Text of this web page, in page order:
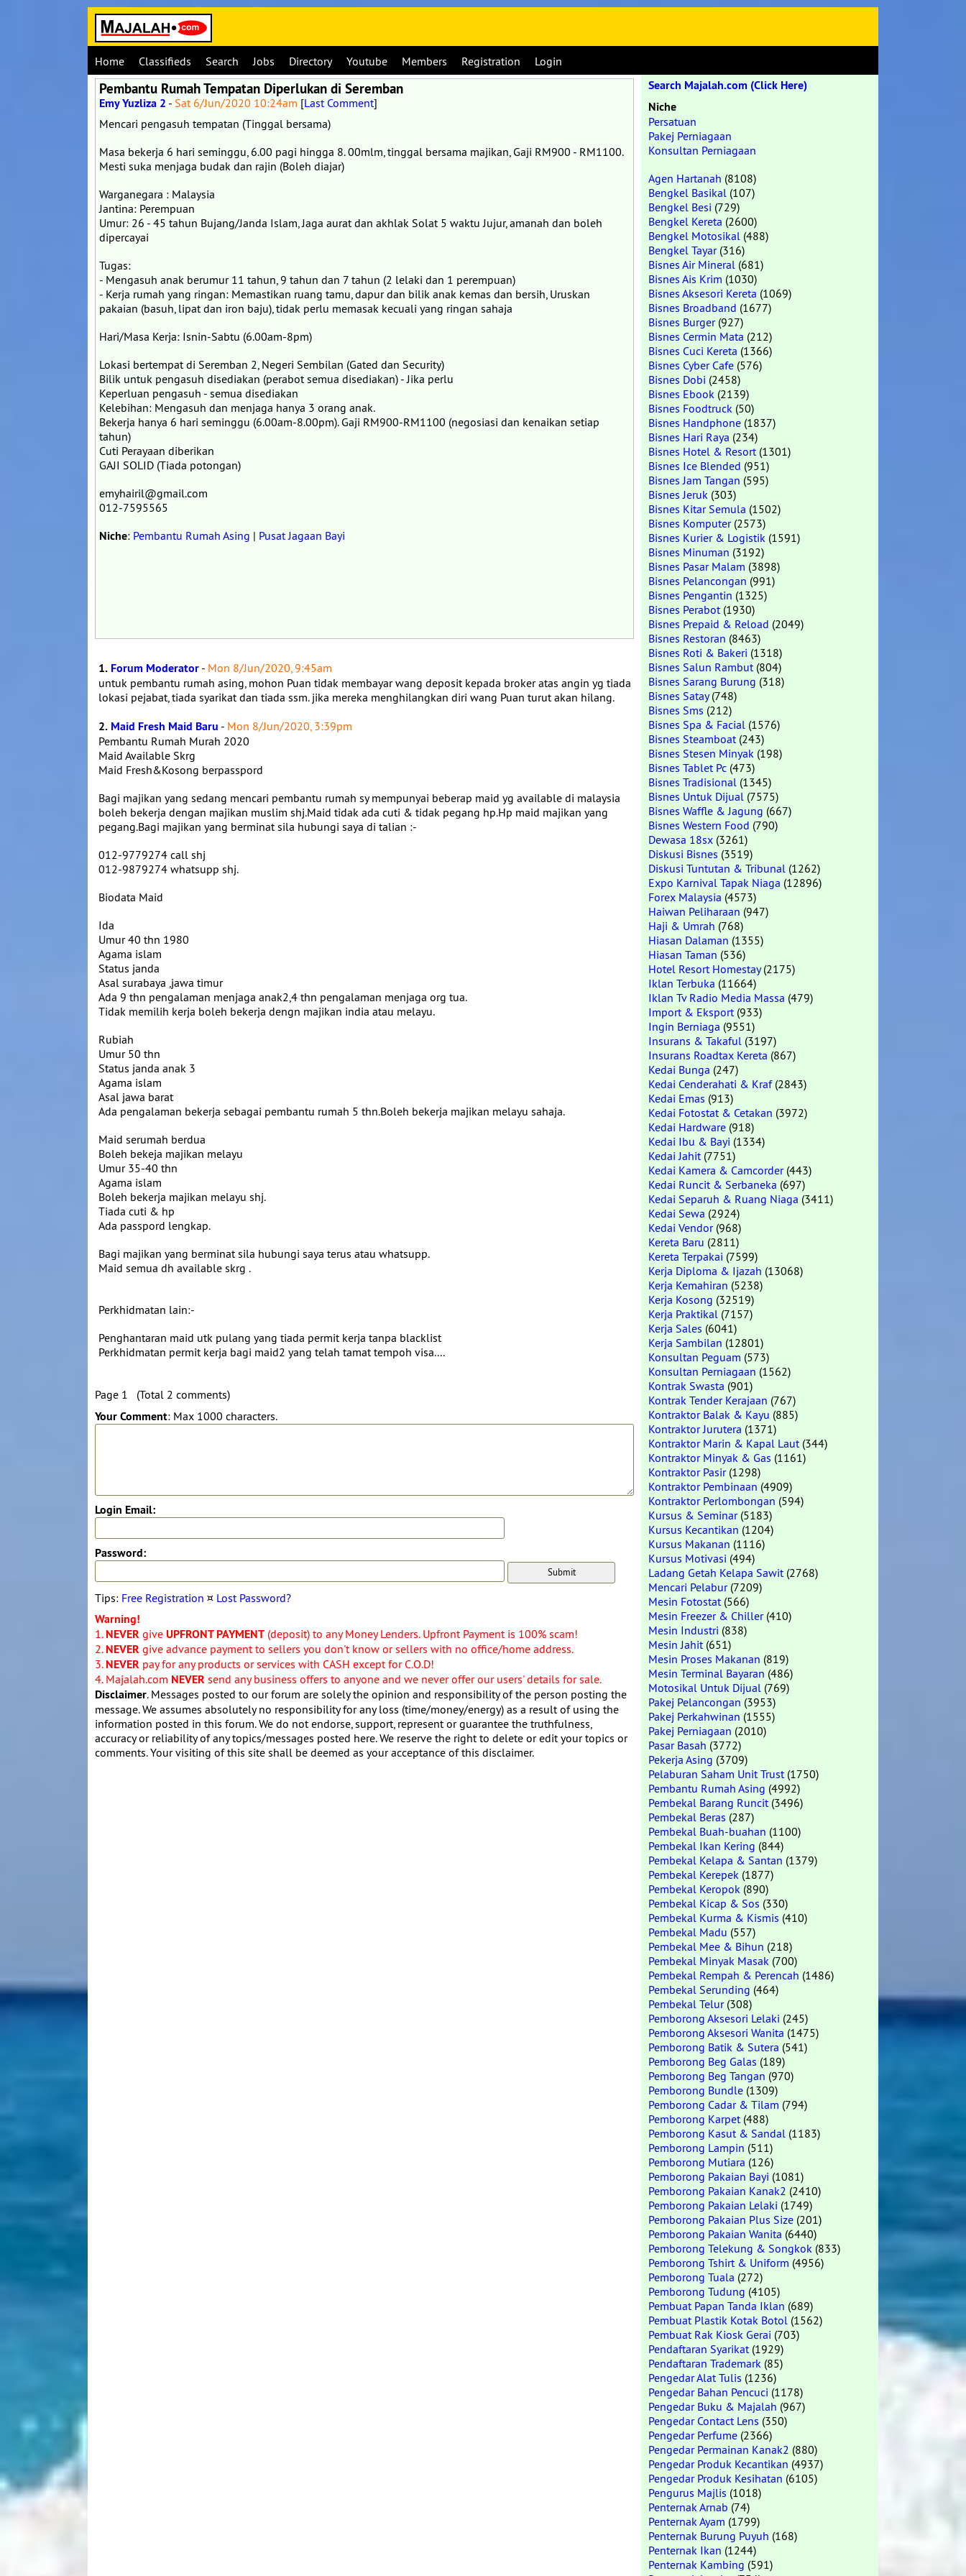
Home Classifieds Search Jobs Directory Youtube Members Registration Login
Pembantu Rumah Tempatan Diperlukan di Seremban
Emy Yuzliza 2 - Sat 6/Jun/2020 10:24am [Last Comment]
Mencari pengasuh tempatan (Tinggal bersama)
Masa bekerja 6 hari seminggu, 6.00 pagi hingga 8. 00mlm, tinggal bersama majikan, Gaji RM900 - RM1100.
Mesti suka menjaga budak dan rajin (Boleh diajar)
Warganegara : Malaysia
Jantina: Perempuan
Umur: 26 - 45 tahun Bujang/Janda Islam, Jaga aurat dan akhlak Solat 5 waktu Jujur, amanah dan boleh
dipercayai
Tugas:
- Mengasuh anak berumur 11 tahun, 9 tahun dan 7 tahun (2 lelaki dan 1 perempuan)
- Kerja rumah yang ringan: Memastikan ruang tamu, dapur dan bilik anak kemas dan bersih, Uruskan
pakaian (basuh, lipat dan iron baju), tidak perlu memasak kecuali yang ringan sahaja
Hari/Masa Kerja: Isnin-Sabtu (6.00am-8pm)
Lokasi bertempat di Seremban 2, Negeri Sembilan (Gated dan Security)
Bilik untuk pengasuh disediakan (perabot semua disediakan) - Jika perlu
Keperluan pengasuh - semua disediakan
Kelebihan: Mengasuh dan menjaga hanya 3 orang anak.
Bekerja hanya 6 hari seminggu (6.00am-8.00pm). Gaji RM900-RM1100 (negosiasi dan kenaikan setiap
tahun)
Cuti Perayaan diberikan
GAJI SOLID (Tiada potongan)
emyhairil@gmail.com
012-7595565
Niche: Pembantu Rumah Asing | Pusat Jagaan Bayi
1. Forum Moderator - Mon 8/Jun/2020, 9:45am
untuk pembantu rumah asing, mohon Puan tidak membayar wang deposit kepada broker atas angin yg tiada
lokasi pejabat, tiada syarikat dan tiada ssm. jika mereka menghilangkan diri wang Puan turut akan hilang.
2. Maid Fresh Maid Baru - Mon 8/Jun/2020, 3:39pm
Pembantu Rumah Murah 2020
Maid Available Skrg
Maid Fresh&Kosong berpasspord
Bagi majikan yang sedang mencari pembantu rumah sy mempunyai beberap maid yg available di malaysia
boleh bekerja dengan majikan muslim shj.Maid tidak ada cuti & tidak pegang hp.Hp maid majikan yang
pegang.Bagi majikan yang berminat sila hubungi saya di talian :-
012-9779274 call shj
012-9879274 whatsupp shj.
Biodata Maid
Ida
Umur 40 thn 1980
Agama islam
Status janda
Asal surabaya ,jawa timur
Ada 9 thn pengalaman menjaga anak2,4 thn pengalaman menjaga org tua.
Tidak memilih kerja boleh bekerja dengn majikan india atau melayu.
Rubiah
Umur 50 thn
Status janda anak 3
Agama islam
Asal jawa barat
Ada pengalaman bekerja sebagai pembantu rumah 5 thn.Boleh bekerja majikan melayu sahaja.
Maid serumah berdua
Boleh bekeja majikan melayu
Umur 35-40 thn
Agama islam
Boleh bekerja majikan melayu shj.
Tiada cuti & hp
Ada passpord lengkap.
Bagi majikan yang berminat sila hubungi saya terus atau whatsupp.
Maid semua dh available skrg .
Perkhidmatan lain:-
Penghantaran maid utk pulang yang tiada permit kerja tanpa blacklist
Perkhidmatan permit kerja bagi maid2 yang telah tamat tempoh visa....
Page 1 (Total 2 comments)
Your Comment: Max 1000 characters.
Login Email:
Password:
Tips: Free Registration ¤ Lost Password?
Warning!
1. NEVER give UPFRONT PAYMENT (deposit) to any Money Lenders. Upfront Payment is 100% scam!
2. NEVER give advance payment to sellers you don't know or sellers with no office/home address.
3. NEVER pay for any products or services with CASH except for C.O.D!
4. Majalah.com NEVER send any business offers to anyone and we never offer our users' details for sale.
Disclaimer. Messages posted to our forum are solely the opinion and responsibility of the person posting the
message. We assumes absolutely no responsibility for any loss (time/money/energy) as a result of using the
information posted in this forum. We do not endorse, support, represent or guarantee the truthfulness,
accuracy or reliability of any topics/messages posted here. We reserve the right to delete or edit your topics or
comments. Your visiting of this site shall be deemed as your acceptance of this disclaimer.
Search Majalah.com (Click Here)
Niche
Persatuan
Pakej Perniagaan
Konsultan Perniagaan
Agen Hartanah (8108)
Bengkel Basikal (107)
Bengkel Besi (729)
Bengkel Kereta (2600)
Bengkel Motosikal (488)
Bengkel Tayar(316)
Bisnes Air Mineral (681)
Bisnes Ais Krim (1030)
Bisnes Aksesori Kereta (1069)
Bisnes Broadband (1677)
Bisnes Burger(927)
Bisnes Cermin Mata (212)
Bisnes Cuci Kereta (1366)
Bisnes Cyber Cafe (576)
Bisnes Dobi (2458)
Bisnes Ebook (2139)
Bisnes Foodtruck (50)
Bisnes Handphone (1837)
Bisnes Hari Raya (234)
Bisnes Hotel & Resort(1301)
Bisnes Ice Blended (951)
Bisnes Jam Tangan (595)
Bisnes Jeruk (303)
Bisnes Kitar Semula (1502)
Bisnes Komputer(2573)
Bisnes Kurier & Logistik (1591)
Bisnes Minuman (3192)
Bisnes Pasar Malam (3898)
Bisnes Pelancongan (991)
Bisnes Pengantin (1325)
Bisnes Perabot(1930)
Bisnes Prepaid & Reload (2049)
Bisnes Restoran (8463)
Bisnes Roti & Bakeri (1318)
Bisnes Salun Rambut(804)
Bisnes Sarang Burung (318)
Bisnes Satay(748)
Bisnes Sms (212)
Bisnes Spa & Facial (1576)
Bisnes Steamboat(243)
Bisnes Stesen Minyak (198)
Bisnes Tablet Pc (473)
Bisnes Tradisional (1345)
Bisnes Untuk Dijual (7575)
Bisnes Waffle & Jagung (667)
Bisnes Western Food (790)
Dewasa 18sx (3261)
Diskusi Bisnes (3519)
Diskusi Tuntutan & Tribunal (1262)
Expo Karnival Tapak Niaga (12896)
Forex Malaysia (4573)
Haiwan Peliharaan (947)
Haji & Umrah (768)
Hiasan Dalaman (1355)
Hiasan Taman (536)
Hotel Resort Homestay(2175)
Iklan Terbuka (11664)
Iklan Tv Radio Media Massa (479)
Import & Eksport(933)
Ingin Berniaga (9551)
Insurans & Takaful (3197)
Insurans Roadtax Kereta (867)
Kedai Bunga (247)
Kedai Cenderahati & Kraf(2843)
Kedai Emas (913)
Kedai Fotostat & Cetakan (3972)
Kedai Hardware (918)
Kedai Ibu & Bayi (1334)
Kedai Jahit(7751)
Kedai Kamera & Camcorder(443)
Kedai Runcit & Serbaneka (697)
Kedai Separuh & Ruang Niaga (3411)
Kedai Sewa (2924)
Kedai Vendor(968)
Kereta Baru (2811)
Kereta Terpakai (7599)
Kerja Diploma & Ijazah (13068)
Kerja Kemahiran (5238)
Kerja Kosong (32519)
Kerja Praktikal (7157)
Kerja Sales (6041)
Kerja Sambilan (12801)
Konsultan Peguam (573)
Konsultan Perniagaan (1562)
Kontrak Swasta (901)
Kontrak Tender Kerajaan (767)
Kontraktor Balak & Kayu (885)
Kontraktor Jurutera (1371)
Kontraktor Marin & Kapal Laut(344)
Kontraktor Minyak & Gas (1161)
Kontraktor Pasir(1298)
Kontraktor Pembinaan (4909)
Kontraktor Perlombongan (594)
Kursus & Seminar(5183)
Kursus Kecantikan (1204)
Kursus Makanan (1116)
Kursus Motivasi (494)
Ladang Getah Kelapa Sawit(2768)
Mencari Pelabur(7209)
Mesin Fotostat(566)
Mesin Freezer & Chiller(410)
Mesin Industri (838)
Mesin Jahit(651)
Mesin Proses Makanan (819)
Mesin Terminal Bayaran (486)
Motosikal Untuk Dijual (769)
Pakej Pelancongan (3953)
Pakej Perkahwinan (1555)
Pakej Perniagaan (2010)
Pasar Basah (3772)
Pekerja Asing (3709)
Pelaburan Saham Unit Trust(1750)
Pembantu Rumah Asing (4992)
Pembekal Barang Runcit(3496)
Pembekal Beras (287)
Pembekal Buah-buahan (1100)
Pembekal Ikan Kering (844)
Pembekal Kelapa & Santan (1379)
Pembekal Kerepek (1877)
Pembekal Keropok (890)
Pembekal Kicap & Sos (330)
Pembekal Kurma & Kismis (410)
Pembekal Madu (557)
Pembekal Mee & Bihun (218)
Pembekal Minyak Masak (700)
Pembekal Rempah & Perencah (1486)
Pembekal Serunding (464)
Pembekal Telur(308)
Pemborong Aksesori Lelaki (245)
Pemborong Aksesori Wanita (1475)
Pemborong Batik & Sutera (541)
Pemborong Beg Galas (189)
Pemborong Beg Tangan (970)
Pemborong Bundle (1309)
Pemborong Cadar & Tilam (794)
Pemborong Karpet(488)
Pemborong Kasut & Sandal (1183)
Pemborong Lampin (511)
Pemborong Mutiara (126)
Pemborong Pakaian Bayi (1081)
Pemborong Pakaian Kanak2 (2410)
Pemborong Pakaian Lelaki (1749)
Pemborong Pakaian Plus Size (201)
Pemborong Pakaian Wanita (6440)
Pemborong Telekung & Songkok (833)
Pemborong Tshirt & Uniform (4956)
Pemborong Tuala (272)
Pemborong Tudung (4105)
Pembuat Papan Tanda Iklan (689)
Pembuat Plastik Kotak Botol (1562)
Pembuat Rak Kiosk Gerai (703)
Pendaftaran Syarikat(1929)
Pendaftaran Trademark (85)
Pengedar Alat Tulis (1236)
Pengedar Bahan Pencuci (1178)
Pengedar Buku & Majalah (967)
Pengedar Contact Lens (350)
Pengedar Perfume (2366)
Pengedar Permainan Kanak2 (880)
Pengedar Produk Kecantikan (4937)
Pengedar Produk Kesihatan (6105)
Pengurus Majlis (1018)
Penternak Arnab (74)
Penternak Ayam (1799)
Penternak Burung Puyuh (168)
Penternak Ikan (1244)
Penternak Kambing (591)